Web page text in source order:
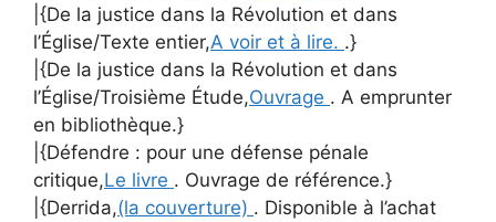
|{De la justice dans la Révolution et dans
l’Église/Texte entier,A voir et à lire. .}
|{De la justice dans la Révolution et dans
l’Église/Troisième Étude,Ouvrage . A emprunter
en bibliothèque.}
|{Défendre : pour une défense pénale
critique,Le livre . Ouvrage de référence.}
|{Derrida,(la couverture) . Disponible à l’achat